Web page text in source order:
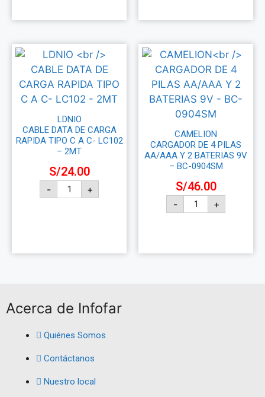
LDNIO
CABLE DATA DE CARGA
RAPIDA TIPO C A C- LC102
– 2MT
S/24.00
- +
CAMELION
CARGADOR DE 4 PILAS
AA/AAA Y 2 BATERIAS 9V
– BC-0904SM
S/46.00
- +
Acerca de Infofar
Quiénes Somos
Contáctanos
Nuestro local